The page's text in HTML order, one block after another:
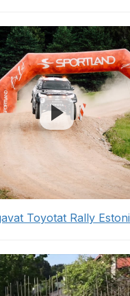
Toyotat Rally